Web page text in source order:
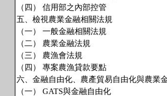
（四） 信用部之內部控管
五、檢視農業金融相關法規
（一） 一般金融相關法規
（二） 農業金融法規
（三） 農漁會法規
（四） 專案農漁貸款要點
六、金融自由化、農產貿易自由化與農業
（一） GATS與金融自由化